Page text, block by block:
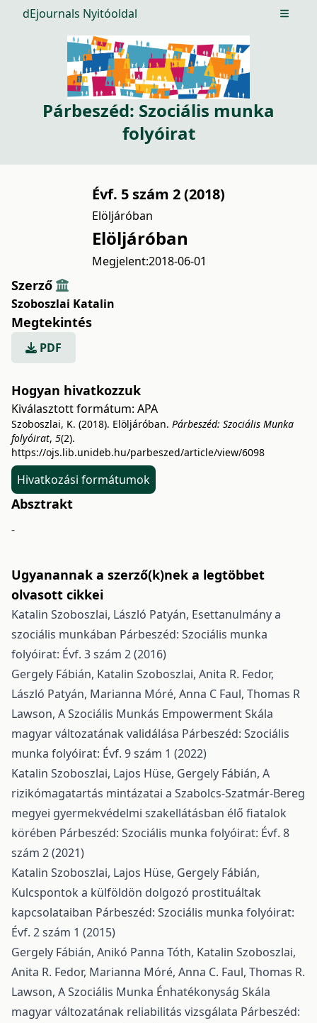
dEjournals Nyitóoldal Open
Párbeszéd: Szociális munka
folyóirat
Évf. 5 szám 2 (2018)
Elöljáróban
Elöljáróban
Megjelent:2018-06-01
Szerző
Szoboszlai Katalin
Megtekintés
PDF
Hogyan hivatkozzuk
Kiválasztott formátum: APA
Szoboszlai, K. (2018). Elöljáróban. Párbeszéd: Szociális Munka
folyóirat, 5(2).
https://ojs.lib.unideb.hu/parbeszed/article/view/6098
Hivatkozási formátumok
Absztrakt
-
Ugyanannak a szerző(k)nek a legtöbbet
olvasott cikkei
Katalin Szoboszlai, László Patyán, Esettanulmány a
szociális munkában Párbeszéd: Szociális munka
folyóirat: Évf. 3 szám 2 (2016)
Gergely Fábián, Katalin Szoboszlai, Anita R. Fedor,
László Patyán, Marianna Móré, Anna C Faul, Thomas R
Lawson, A Szociális Munkás Empowerment Skála
magyar változatának validálása Párbeszéd: Szociális
munka folyóirat: Évf. 9 szám 1 (2022)
Katalin Szoboszlai, Lajos Hüse, Gergely Fábián, A
rizikómagatartás mintázatai a Szabolcs-Szatmár-Bereg
megyei gyermekvédelmi szakellátásban élő fiatalok
körében Párbeszéd: Szociális munka folyóirat: Évf. 8
szám 2 (2021)
Katalin Szoboszlai, Lajos Hüse, Gergely Fábián,
Kulcspontok a külföldön dolgozó prostituáltak
kapcsolataiban Párbeszéd: Szociális munka folyóirat:
Évf. 2 szám 1 (2015)
Gergely Fábián, Anikó Panna Tóth, Katalin Szoboszlai,
Anita R. Fedor, Marianna Móré, Anna C. Faul, Thomas R.
Lawson, A Szociális Munka Énhatékonyság Skála
magyar változatának reliabilitás vizsgálata Párbeszéd: